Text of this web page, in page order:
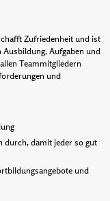
Zufriedenheit und ist
Ausbildung, Aufgaben und
Teammitgliedern
und
durch, damit jeder so gut
und